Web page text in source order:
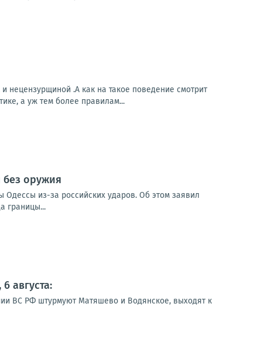
нецензурщиной .А как на такое поведение смотрит
а уж тем более правилам...
без оружия
из-за российских ударов. Об этом заявил
границы...
августа:
ВС РФ штурмуют Матяшево и Водянское, выходят к